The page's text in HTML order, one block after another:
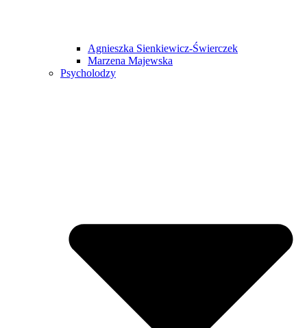
Agnieszka Sienkiewicz-Świerczek
Marzena Majewska
Psycholodzy